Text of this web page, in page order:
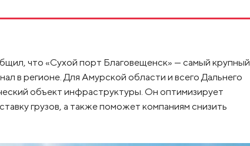
что «Сухой порт Благовещенск» — самый крупный
в регионе. Для Амурской области и всего Дальнего
объект инфраструктуры. Он оптимизирует
грузов, а также поможет компаниям снизить